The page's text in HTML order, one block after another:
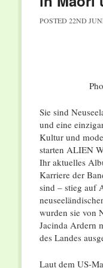
POSTED 22ND
Sie sind
und eine
Kultur und
starten ALIEN
Ihr aktuelles
Karriere der
sind – stieg auf
wurden sie von
Jacinda Ardern
des Landes
Laut dem US-